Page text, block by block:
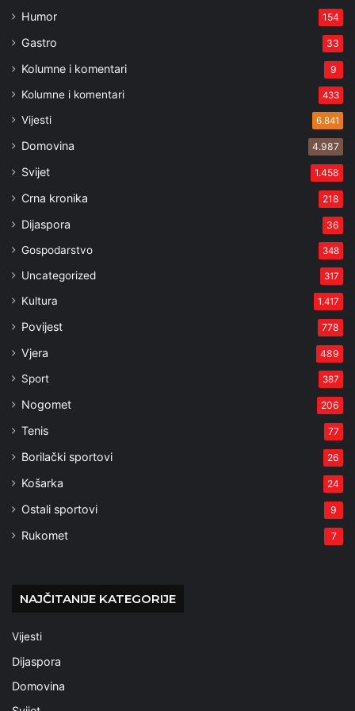
Humor 154
Gastro 33
Kolumne i komentari 9
Kolumne i komentari 433
Vijesti 6.841
Domovina 4.987
Svijet 1.458
Crna kronika 218
Dijaspora 36
Gospodarstvo 348
Uncategorized 317
Kultura 1.417
Povijest 778
Vjera 489
Sport 387
Nogomet 206
Tenis 77
Borilački sportovi 26
Košarka 24
Ostali sportovi 9
Rukomet 7
NAJČITANIJE KATEGORIJE
Vijesti
Dijaspora
Domovina